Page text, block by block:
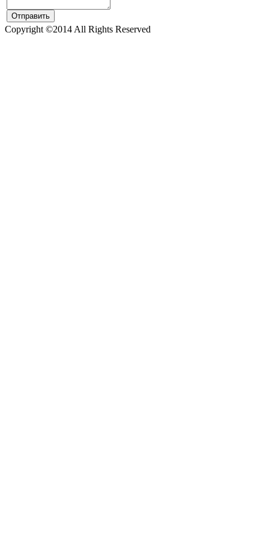
Copyright ©2014 All Rights Reserved